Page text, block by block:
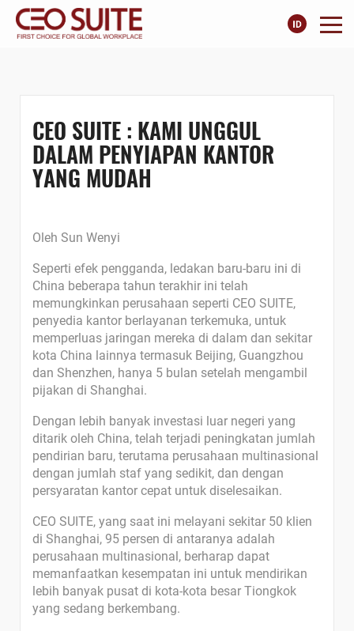
CEO SUITE : KAMI UNGGUL
DALAM PENYIAPAN KANTOR
YANG MUDAH
Oleh Sun Wenyi
Seperti efek pengganda, ledakan baru-baru ini di
China beberapa tahun terakhir ini telah
memungkinkan perusahaan seperti CEO SUITE,
penyedia kantor berlayanan terkemuka, untuk
memperluas jaringan mereka di dalam dan sekitar
kota China lainnya termasuk Beijing, Guangzhou
dan Shenzhen, hanya 5 bulan setelah mengambil
pijakan di Shanghai.
Dengan lebih banyak investasi luar negeri yang
ditarik oleh China, telah terjadi peningkatan jumlah
pendirian baru, terutama perusahaan multinasional
dengan jumlah staf yang sedikit, dan dengan
persyaratan kantor cepat untuk diselesaikan.
CEO SUITE, yang saat ini melayani sekitar 50 klien
di Shanghai, 95 persen di antaranya adalah
perusahaan multinasional, berharap dapat
memanfaatkan kesempatan ini untuk mendirikan
lebih banyak pusat di kota-kota besar Tiongkok
yang sedang berkembang.